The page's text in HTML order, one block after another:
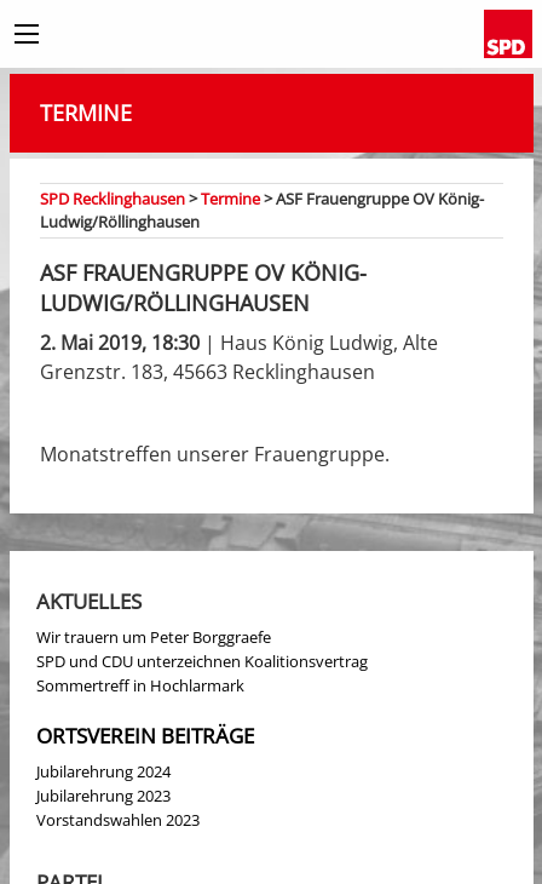
TERMINE
SPD Recklinghausen>Termine>ASF Frauengruppe OV König-
Ludwig/Röllinghausen
ASF FRAUENGRUPPE OV KÖNIG-
LUDWIG/RÖLLINGHAUSEN
2. Mai 2019, 18:30 | Haus König Ludwig, Alte
Grenzstr. 183, 45663 Recklinghausen
Monatstreffen unserer Frauengruppe.
AKTUELLES
Wir trauern um Peter Borggraefe
SPD und CDU unterzeichnen Koalitionsvertrag
Sommertreff in Hochlarmark
ORTSVEREIN BEITRÄGE
Jubilarehrung 2024
Jubilarehrung 2023
Vorstandswahlen 2023